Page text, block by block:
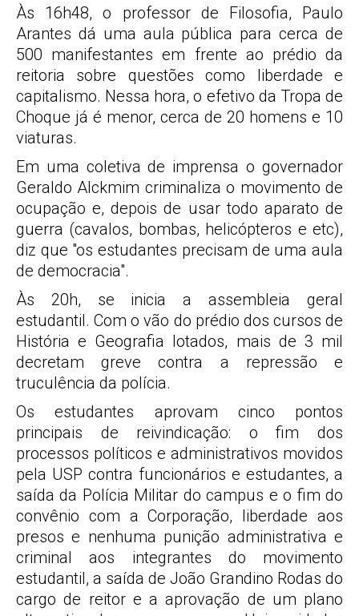
Às 16h48, o professor de Filosofia, Paulo
Arantes dá uma aula pública para cerca de
500 manifestantes em frente ao prédio da
reitoria sobre questões como liberdade e
capitalismo. Nessa hora, o efetivo da Tropa de
Choque já é menor, cerca de 20 homens e 10
viaturas.
Em uma coletiva de imprensa o governador
Geraldo Alckmim criminaliza o movimento de
ocupação e, depois de usar todo aparato de
guerra (cavalos, bombas, helicópteros e etc),
diz que "os estudantes precisam de uma aula
de democracia".
Às 20h, se inicia a assembleia geral
estudantil. Com o vão do prédio dos cursos de
História e Geografia lotados, mais de 3 mil
decretam greve contra a repressão e
truculência da polícia.
Os estudantes aprovam cinco pontos
principais de reivindicação: o fim dos
processos políticos e administrativos movidos
pela USP contra funcionários e estudantes, a
saída da Polícia Militar do campus e o fim do
convênio com a Corporação, liberdade aos
presos e nenhuma punição administrativa e
criminal aos integrantes do movimento
estudantil, a saída de João Grandino Rodas do
cargo de reitor e a aprovação de um plano